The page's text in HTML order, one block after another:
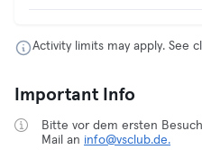
Activity limits may apply. See
Important Info
Bitte vor dem ersten
Mail an info@vsclub.de.